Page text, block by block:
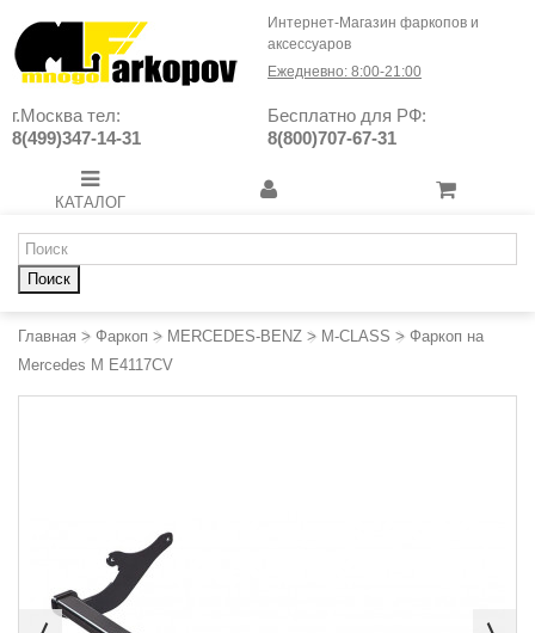
Интернет-Магазин фаркопов и
аксессуаров
Ежедневно: 8:00-21:00
г.Москва тел:
8(499)347-14-31
Бесплатно для РФ:
8(800)707-67-31
КАТАЛОГ
Поиск
Главная > Фаркоп > MERCEDES-BENZ > M-CLASS > Фаркоп на
Mercedes M E4117CV